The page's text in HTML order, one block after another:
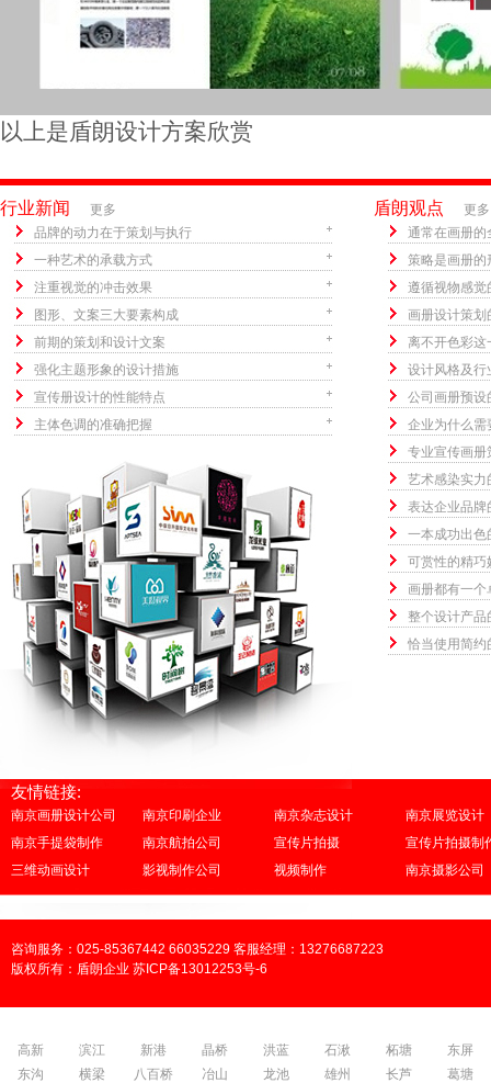
以上是盾朗设计方案欣赏
行业新闻
更多
品牌的动力在于策划与执行
一种艺术的承载方式
注重视觉的冲击效果
图形、文案三大要素构成
前期的策划和设计文案
强化主题形象的设计措施
宣传册设计的性能特点
主体色调的准确把握
盾朗观点
更多
通常在画册的
策略是画册的
遵循视物感觉
画册设计策划
离不开色彩这
设计风格及行
公司画册预设
企业为什么需
专业宣传画册
艺术感染实力
表达企业品牌
一本成功出色
可赏性的精巧
画册都有一个
整个设计产品
恰当使用简约
友情链接:
南京画册设计公司 南京印刷企业 南京杂志设计
南京展览设计
南京手提袋制作
南京航拍公司 宣传片拍摄
宣传片拍摄制
三维动画设计
影视制作公司 视频制作 南京摄影公司
咨询服务：025-85367442 66035229 客服经理：13276687223
版权所有：盾朗企业 苏ICP备13012253号-6
高新 滨江 新港 晶桥 洪蓝 石湫 柘塘
东屏
东沟
横梁 八百桥 冶山 龙池 雄州 长芦
葛塘